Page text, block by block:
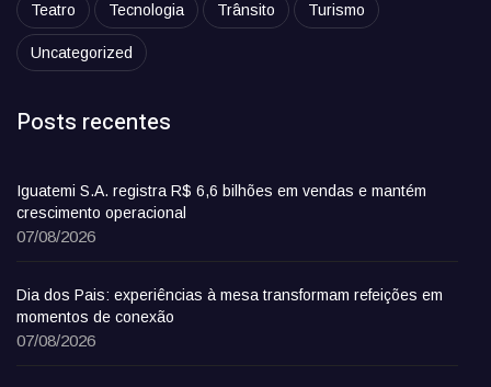
Teatro Tecnologia Trânsito Turismo
Uncategorized
Posts recentes
Iguatemi S.A. registra R$ 6,6 bilhões em vendas e mantém
crescimento operacional
07/08/2026
Dia dos Pais: experiências à mesa transformam refeições em
momentos de conexão
07/08/2026